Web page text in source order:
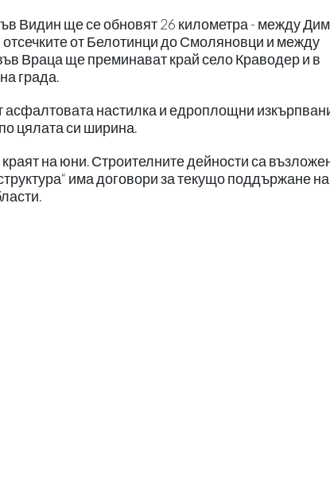
Видин ще се обновят 26 километра - между
от Белотинци до Смоляновци и между
Враца ще преминават край село Краводер и в
града.
настилка и едроплощни
цялата си ширина.
на юни. Строителните дейности са
има договори за текущо поддържане на